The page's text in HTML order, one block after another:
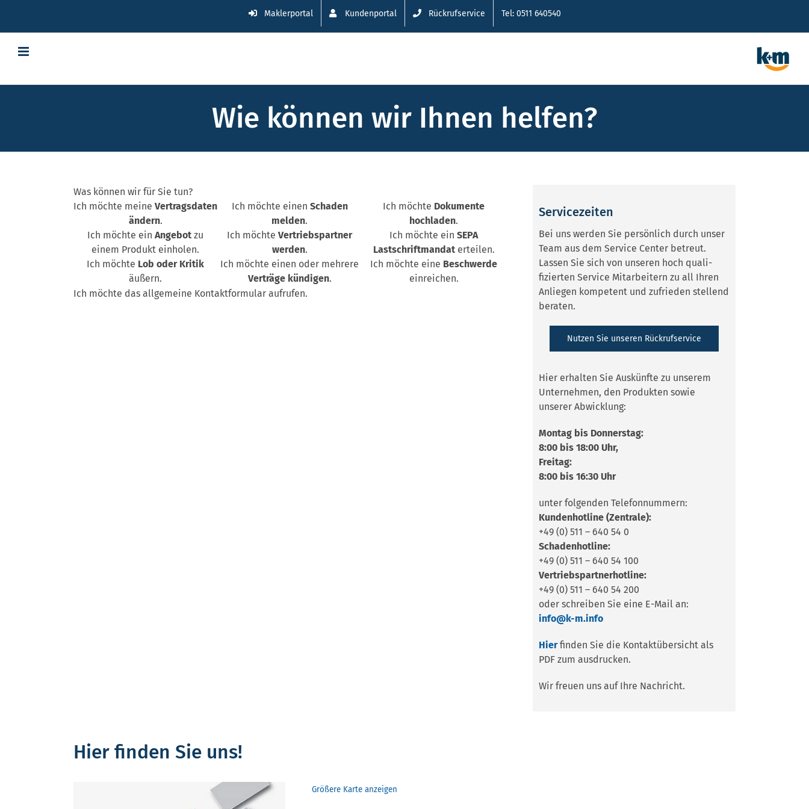
springen
Maklerportal Kundenportal Rückrufservice Tel: 0511 640540
Wie können wir Ihnen helfen?
Was können wir für Sie tun?
Abschnitt
Ich möchte meineVertragsdaten
ändern.
Ich möchte einen Schaden
melden.
Ich möchte Dokumente
hochladen.
Ich möchte einAngebot zu
einem Produkt einholen.
Ich möchteVertriebspartner
werden.
Ich möchte einSEPA
Lastschriftmandaterteilen.
Ich möchte Lob oder Kritik
äußern.
Ich möchte einen oder mehrere
Verträge kündigen.
Ich möchte eine Beschwerde
einreichen.
Ich möchte das allgemeine Kontaktformular aufrufen.
Servicezeiten
Bei uns werden Sie persönlich durch unser
Team aus dem Service Center betreut.
Lassen Sie sich von unseren hoch quali­
fizierten Service Mitarbeitern zu all Ihren
Anliegen kompetent und zufrieden stellend
beraten.
Nutzen Sie unseren Rückrufservice
Hier erhalten Sie Auskünfte zu unserem
Unternehmen, den Produkten sowie
unserer Abwicklung:
Montag bis Donnerstag:
8:00 bis 18:00 Uhr,
Freitag:
8:00 bis 16:30 Uhr
unter folgenden Telefonnummern:
Kundenhotline (Zentrale):
+49 (0) 511 – 640 54 0
Schadenhotline:
+49 (0) 511 – 640 54 100
Vertriebspartnerhotline:
+49 (0) 511 – 640 54 200
oder schreiben Sie eine E-Mail an:
info@k-m.info
Hierfinden Sie die Kontaktübersicht als
PDF zum ausdrucken.
Wir freuen uns auf Ihre Nachricht.
Hier finden Sie uns!
Größere Karte anzeigen